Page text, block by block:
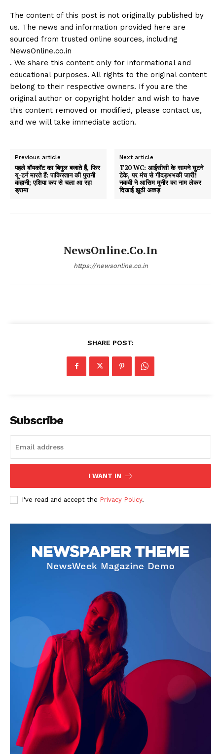
The content of this post is not originally published by
us. The news and information provided here are
sourced from trusted online sources, including
NewsOnline.co.in
. We share this content only for informational and
educational purposes. All rights to the original content
belong to their respective owners. If you are the
original author or copyright holder and wish to have
this content removed or modified, please contact us,
and we will take immediate action.
Previous article
पहले बॉयकॉट का बिगुल बजाते हैं, फिर
यू-टर्न मारते हैं: पाकिस्तान की पुरानी
कहानी; एशिया कप से चला आ रहा
ड्रामा
Next article
T20 WC: आईसीसी के सामने घुटने
टेके, पर मंच से गीदड़भभकी जारी!
नकवी ने आसिम मुनीर का नाम लेकर
दिखाई झूठी अकड़
NewsOnline.co.in
https://newsonline.co.in
SHARE POST:
Subscribe
I WANT IN
I've read and accept the Privacy Policy.